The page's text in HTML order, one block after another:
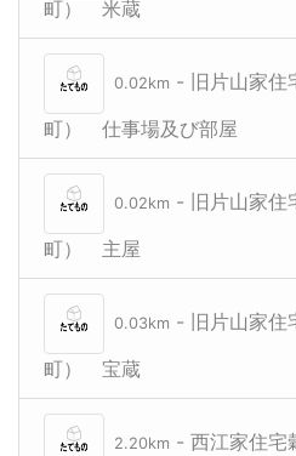
町） 米蔵
0.02km - 旧片山家住
町） 仕事場及び部屋
0.02km - 旧片山家住
町） 主屋
0.03km - 旧片山家住
町） 宝蔵
2.20km - 西江家住宅